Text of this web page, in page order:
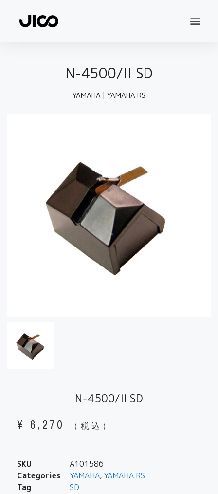
N-4500/II SD
YAMAHA | YAMAHA RS
N-4500/II SD
¥ 6,270 （税込）
SKU
A101586
Categories
YAMAHA, YAMAHA RS
Tag
SD